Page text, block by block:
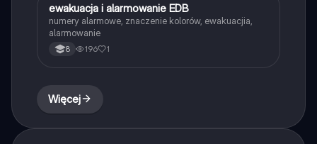
Edukacja dla bezpieczeństwa
ewakuacja i alarmowanie EDB
numery alarmowe, znaczenie kolorów, ewakuacjia,
alarmowanie
8 196 1
Więcej